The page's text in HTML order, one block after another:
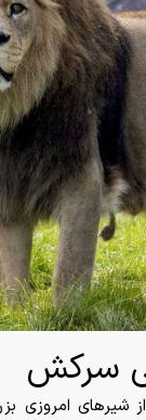
سرکش